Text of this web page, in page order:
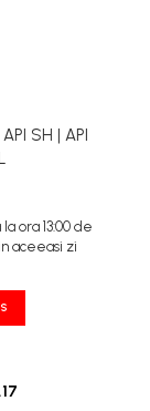
SH | API
ora 13:00 de
aceeasi zi